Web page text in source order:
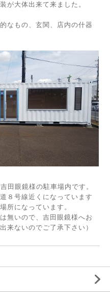
が大体出来て来ました。
なもの、玄関、店内の什器
田眼鏡様の駐車場内です。
８号線近くになっています
所になっています。
無いので、吉田眼鏡様へお
来ないのでご了承下さい）